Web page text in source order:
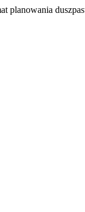
planowania